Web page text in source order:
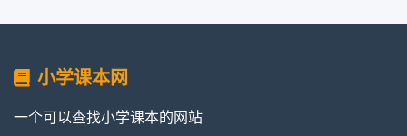
学上册课本2012审定
《8.20以内的进位加法》人教版小学
小学课本网
一个可以查找小学课本的网站